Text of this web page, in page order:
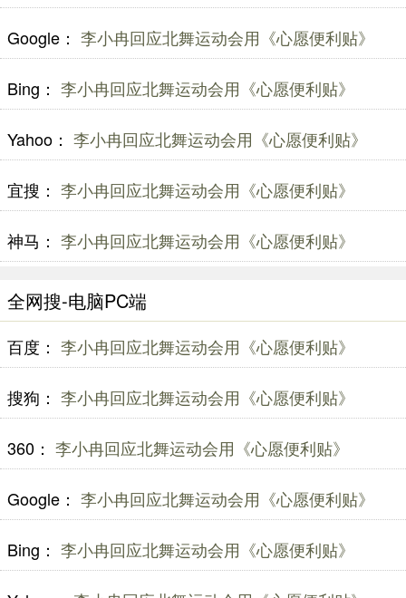
Google： 李小冉回应北舞运动会用《心愿便利贴》
Bing： 李小冉回应北舞运动会用《心愿便利贴》
Yahoo： 李小冉回应北舞运动会用《心愿便利贴》
宜搜： 李小冉回应北舞运动会用《心愿便利贴》
神马： 李小冉回应北舞运动会用《心愿便利贴》
全网搜-电脑PC端
百度： 李小冉回应北舞运动会用《心愿便利贴》
搜狗： 李小冉回应北舞运动会用《心愿便利贴》
360： 李小冉回应北舞运动会用《心愿便利贴》
Google： 李小冉回应北舞运动会用《心愿便利贴》
Bing： 李小冉回应北舞运动会用《心愿便利贴》